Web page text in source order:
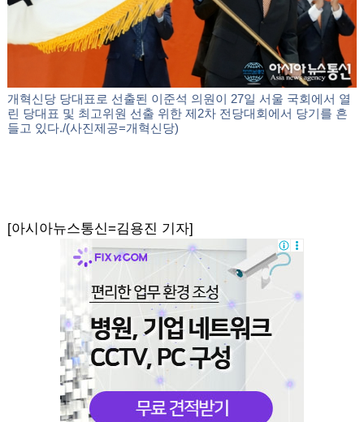
개혁신당 당대표로 선출된 이준석 의원이 27일 서울 국회에서 열
린 당대표 및 최고위원 선출 위한 제2차 전당대회에서 당기를 흔
들고 있다./(사진제공=개혁신당)
[아시아뉴스통신=김용진 기자]